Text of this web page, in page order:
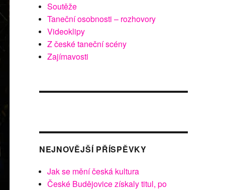
Soutěže
Taneční osobnosti – rozhovory
Videoklipy
Z české taneční scény
Zajímavosti
NEJNOVĚJŠÍ PŘÍSPĚVKY
Jak se mění česká kultura
České Budějovice získaly titul, po